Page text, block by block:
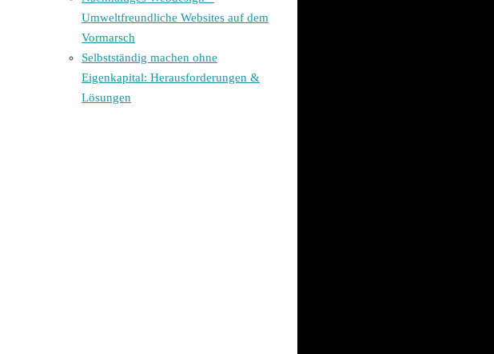
Umweltfreundliche Websites auf dem
Vormarsch
Selbstständig machen ohne
Eigenkapital: Herausforderungen &
Lösungen